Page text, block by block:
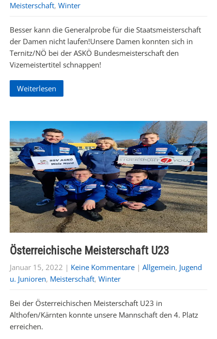
Meisterschaft, Winter
Besser kann die Generalprobe für die Staatsmeisterschaft
der Damen nicht laufen!Unsere Damen konnten sich in
Ternitz/NÖ bei der ASKÖ Bundesmeisterschaft den
Vizemeistertitel schnappen!
Weiterlesen
Österreichische Meisterschaft U23
Januar 15, 2022 | Keine Kommentare | Allgemein, Jugend
u. Junioren, Meisterschaft, Winter
Bei der Österreichischen Meisterschaft U23 in
Althofen/Kärnten konnte unsere Mannschaft den 4. Platz
erreichen.